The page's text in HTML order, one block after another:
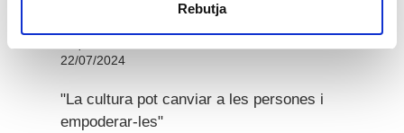
Rebutja
22/07/2024
"La cultura pot canviar a les persones i
empoderar-les"